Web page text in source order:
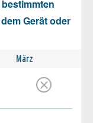
Gerät oder
März